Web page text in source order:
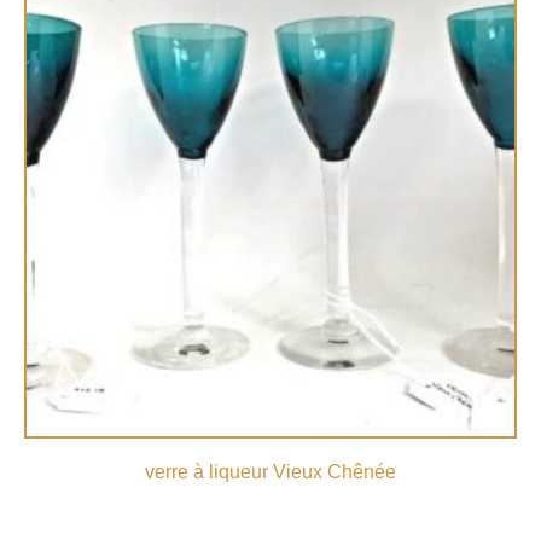
verre à liqueur Vieux Chênée